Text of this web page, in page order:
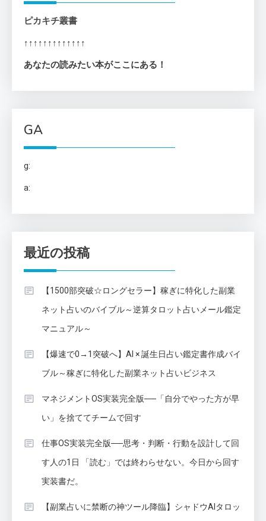
ピカキチ叢書
↑↑↑↑↑↑↑↑↑↑↑↑↑
あなたの読みたい本がここにある！
GA
g:
a:
最近の投稿
【1500部突破☆ロングセラー】稼ぎに特化した副業
ネット占いのバイブル～逆算タロット占いメール鑑定
マニュアル～
【爆速で0→1突破へ】AI × 誕生日占い鑑定書作成バイ
ブル～稼ぎに特化した副業ネット占いビジネス
マネジメントOS実装完全版──「自分でやった方が早
い」を捨ててチームで回す
仕事OS実装完全版──思考・判断・行動を設計して回
す人の1日 「読む」では終わらせない。今日から回す
実装書だ。
【副業占いに禁断の神ツール降臨】シャドウAIタロッ